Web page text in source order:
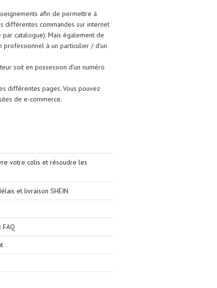
afin de permettre à
différentes commandes sur internet
catalogue). Mais également de
professionnel à un particulier / d’un
soit en possession d’un numéro
différentes pages. Vous pouvez
de e-commerce.
votre colis et résoudre les
et livraison SHEIN